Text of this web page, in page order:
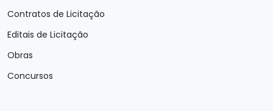
Contratos de Licitação
Editais de Licitação
Obras
Concursos